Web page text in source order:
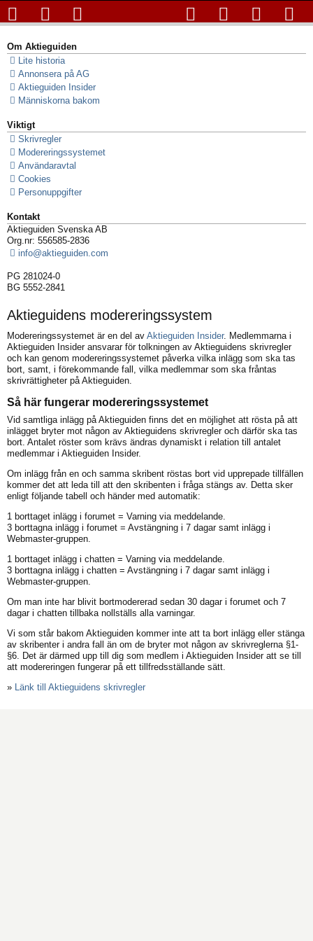
Om Aktieguiden
Lite historia
Annonsera på AG
Aktieguiden Insider
Människorna bakom
Viktigt
Skrivregler
Modereringssystemet
Användaravtal
Cookies
Personuppgifter
Kontakt
Aktieguiden Svenska AB
Org.nr: 556585-2836
info@aktieguiden.com
PG 281024-0
BG 5552-2841
Aktieguidens modereringssystem
Modereringssystemet är en del av Aktieguiden Insider. Medlemmarna i
Aktieguiden Insider ansvarar för tolkningen av Aktieguidens skrivregler
och kan genom modereringssystemet påverka vilka inlägg som ska tas
bort, samt, i förekommande fall, vilka medlemmar som ska fråntas
skrivrättigheter på Aktieguiden.
Så här fungerar modereringssystemet
Vid samtliga inlägg på Aktieguiden finns det en möjlighet att rösta på att
inlägget bryter mot någon av Aktieguidens skrivregler och därför ska tas
bort. Antalet röster som krävs ändras dynamiskt i relation till antalet
medlemmar i Aktieguiden Insider.
Om inlägg från en och samma skribent röstas bort vid upprepade tillfällen
kommer det att leda till att den skribenten i fråga stängs av. Detta sker
enligt följande tabell och händer med automatik:
1 borttaget inlägg i forumet = Varning via meddelande.
3 borttagna inlägg i forumet = Avstängning i 7 dagar samt inlägg i
Webmaster-gruppen.
1 borttaget inlägg i chatten = Varning via meddelande.
3 borttagna inlägg i chatten = Avstängning i 7 dagar samt inlägg i
Webmaster-gruppen.
Om man inte har blivit bortmodererad sedan 30 dagar i forumet och 7
dagar i chatten tillbaka nollställs alla varningar.
Vi som står bakom Aktieguiden kommer inte att ta bort inlägg eller stänga
av skribenter i andra fall än om de bryter mot någon av skrivreglerna §1-
§6. Det är därmed upp till dig som medlem i Aktieguiden Insider att se till
att modereringen fungerar på ett tillfredsställande sätt.
»
Länk till Aktieguidens skrivregler